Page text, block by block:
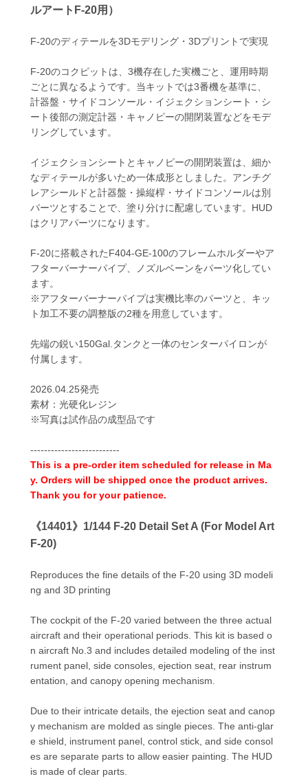
ルアートF-20用）
F-20のディテールを3Dモデリング・3Dプリントで実現
F-20のコクピットは、3機存在した実機ごと、運用時期
ごとに異なるようです。当キットでは3番機を基準に、
計器盤・サイドコンソール・イジェクションシート・シ
ート後部の測定計器・キャノピーの開閉装置などをモデ
リングしています。
イジェクションシートとキャノピーの開閉装置は、細か
なディテールが多いため一体成形としました。アンチグ
レアシールドと計器盤・操縦桿・サイドコンソールは別
パーツとすることで、塗り分けに配慮しています。HUD
はクリアパーツになります。
F-20に搭載されたF404-GE-100のフレームホルダーやア
フターバーナーパイプ、ノズルベーンをパーツ化してい
ます。
※アフターバーナーパイプは実機比率のパーツと、キッ
ト加工不要の調整版の2種を用意しています。
先端の鋭い150Gal.タンクと一体のセンターパイロンが
付属します。
2026.04.25発売
素材：光硬化レジン
※写真は試作品の成型品です
--------------------------
This is a pre-order item scheduled for release in Ma
y. Orders will be shipped once the product arrives.
Thank you for your patience.
《14401》1/144 F-20 Detail Set A (For Model Art
F-20)
Reproduces the fine details of the F-20 using 3D modeli
ng and 3D printing
The cockpit of the F-20 varied between the three actual
aircraft and their operational periods. This kit is based o
n aircraft No.3 and includes detailed modeling of the inst
rument panel, side consoles, ejection seat, rear instrum
entation, and canopy opening mechanism.
Due to their intricate details, the ejection seat and canop
y mechanism are molded as single pieces. The anti-glar
e shield, instrument panel, control stick, and side consol
es are separate parts to allow easier painting. The HUD
is made of clear parts.